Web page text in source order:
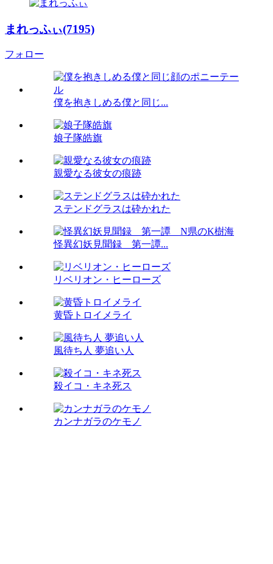
まれっふぃ(7195)
フォロー
僕を抱きしめる僕と同じ...
娘子隊皓旗
親愛なる彼女の痕跡
ステンドグラスは砕かれた
怪異幻妖見聞録 第一譚...
リベリオン・ヒーローズ
黄昏トロイメライ
風待ち人 夢追い人
殺イコ・キネ死ス
カンナガラのケモノ